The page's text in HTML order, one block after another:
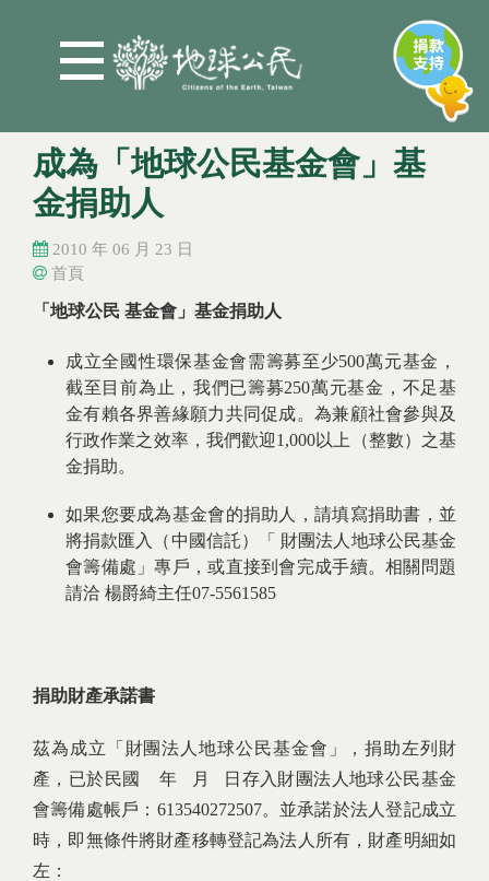
成為「地球公民基金會」基
金捐助人
2010 年 06 月 23 日
您在這裡
首頁
您在這裡
「地球公民 基金會」基金捐助人
成立全國性環保基金會需籌募至少500萬元基金，
截至目前為止，我們已籌募250萬元基金，不足基
金有賴各界善緣願力共同促成。為兼顧社會參與及
行政作業之效率，我們歡迎1,000以上（整數）之基
金捐助。
如果您要成為基金會的捐助人，請填寫捐助書，並
將捐款匯入（中國信託）「 財團法人地球公民基金
會籌備處」專戶，或直接到會完成手續。相關問題
請洽 楊爵綺主任07-5561585
捐助財產承諾書
茲為成立「財團法人地球公民基金會」，捐助左列財
產，已於民國 年 月 日存入財團法人地球公民基金
會籌備處帳戶：613540272507。並承諾於法人登記成立
時，即無條件將財產移轉登記為法人所有，財產明細如
左：